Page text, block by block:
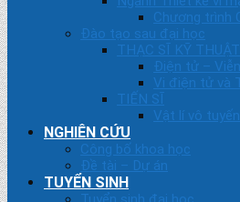
Chương trình
Đào tạo sau đại học
THẠC SĨ KỸ
Điện tử –
Vi điện tử và
TIẾN SĨ
Vật lí vô
NGHIÊN CỨU
Công bố khoa học
Đề tài – Dự án
TUYỂN SINH